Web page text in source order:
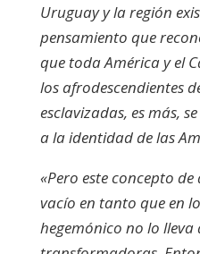
Uruguay y la región
pensamiento que
que toda América y el
los afrodescendientes
esclavizadas, es más,
a la identidad de las
«Pero este concepto
vacío en tanto que en
hegemónico no lo lleva